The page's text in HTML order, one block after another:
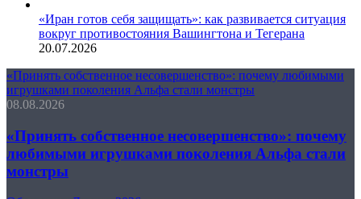
«Иран готов себя защищать»: как развивается ситуация
вокруг противостояния Вашингтона и Тегерана
20.07.2026
«Принять собственное несовершенство»: почему любимыми
игрушками поколения Альфа стали монстры
08.08.2026
«Принять собственное несовершенство»: почему
любимыми игрушками поколения Альфа стали
монстры